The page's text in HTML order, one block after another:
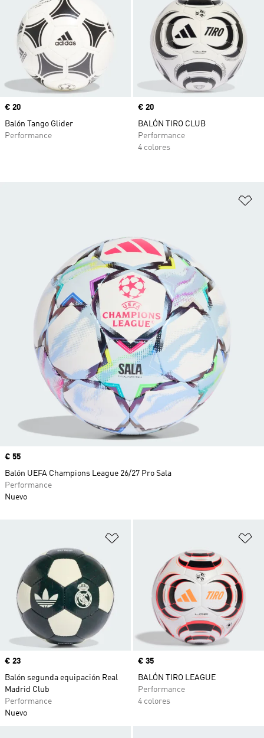
Precio
€ 20
Balón Tango Glider
Performance
Precio
€ 20
BALÓN TIRO CLUB
Performance
4 colores
Precio
€ 23
Balón segunda equipación Real
Madrid Club
Performance
Nuevo
Precio
€ 35
BALÓN TIRO LEAGUE
Performance
4 colores
Precio
€ 55
Balón UEFA Champions League 26/27 Pro Sala
Performance
Nuevo